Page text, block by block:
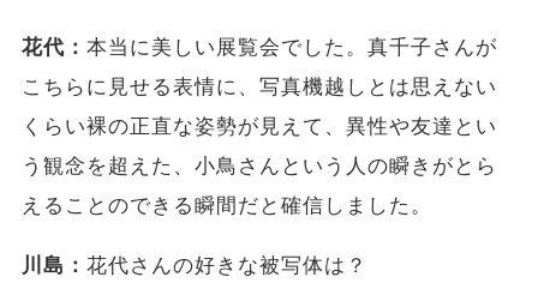
花代： 本当に美しい展覧会でした。真千子さんが
こちらに見せる表情に、写真機越しとは思えない
くらい裸の正直な姿勢が見えて、異性や友達とい
う観念を超えた、小鳥さんという人の瞬きがとら
えることのできる瞬間だと確信しました。
川島： 花代さんの好きな被写体は？